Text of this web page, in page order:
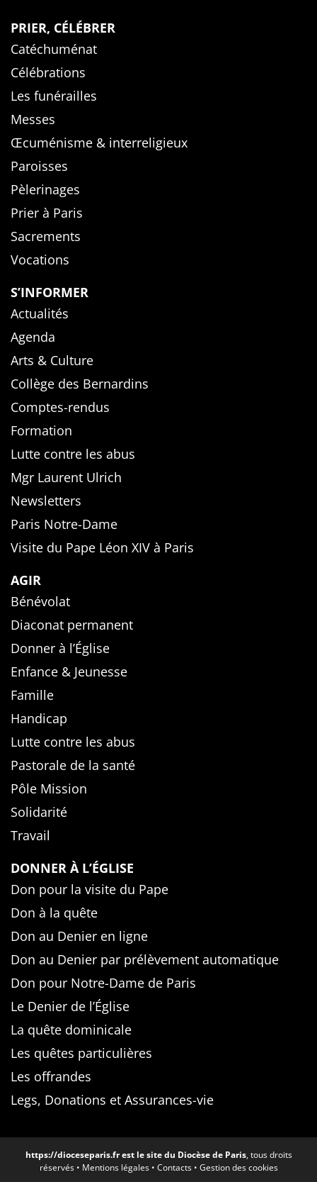
PRIER, CÉLÉBRER
Catéchuménat
Célébrations
Les funérailles
Messes
Œcuménisme & interreligieux
Paroisses
Pèlerinages
Prier à Paris
Sacrements
Vocations
S’INFORMER
Actualités
Agenda
Arts & Culture
Collège des Bernardins
Comptes-rendus
Formation
Lutte contre les abus
Mgr Laurent Ulrich
Newsletters
Paris Notre-Dame
Visite du Pape Léon XIV à Paris
AGIR
Bénévolat
Diaconat permanent
Donner à l’Église
Enfance & Jeunesse
Famille
Handicap
Lutte contre les abus
Pastorale de la santé
Pôle Mission
Solidarité
Travail
DONNER À L’ÉGLISE
Don pour la visite du Pape
Don à la quête
Don au Denier en ligne
Don au Denier par prélèvement automatique
Don pour Notre-Dame de Paris
Le Denier de l’Église
La quête dominicale
Les quêtes particulières
Les offrandes
Legs, Donations et Assurances-vie
https://dioceseparis.frest le site du Diocèse de Paris, tous droits
réservés • Mentions légales• Contacts• Gestion des cookies